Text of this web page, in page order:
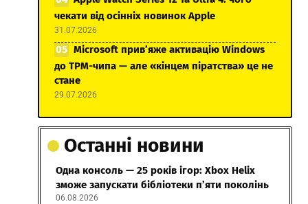
чекати від осінніх новинок Apple
31.07.2026
Microsoft прив’яже активацію Windows
до TPM-чипа — але «кінцем піратства» це не
стане
29.07.2026
Останні новини
Одна консоль — 25 років ігор: Xbox Helix
зможе запускати бібліотеки п’яти поколінь
06.08.2026